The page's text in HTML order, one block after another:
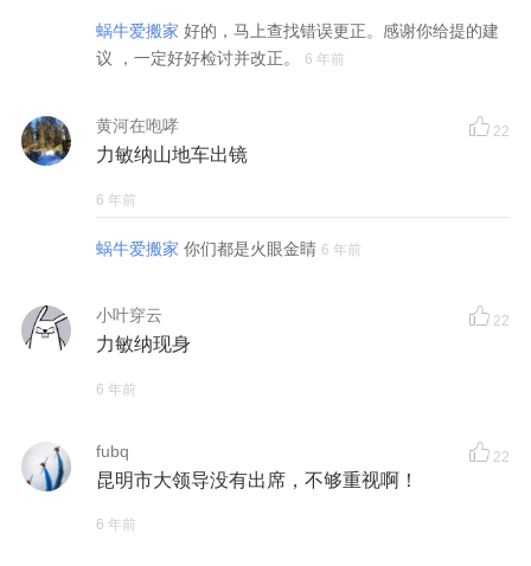
蜗牛爱搬家 好的，马上查找错误更正。感谢你给提的建
议 ，一定好好检讨并改正。
6 年前
黄河在咆哮 22
力敏纳山地车出镜
6 年前
蜗牛爱搬家 你们都是火眼金睛 6 年前
小叶穿云 22
力敏纳现身
6 年前
fubq 22
昆明市大领导没有出席，不够重视啊！
6 年前